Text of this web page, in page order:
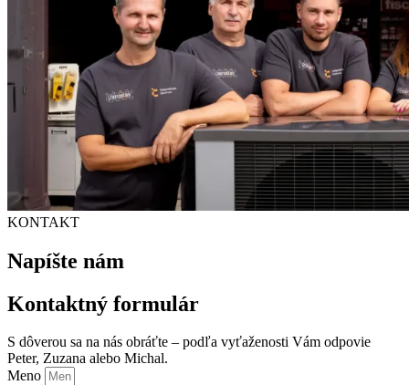
KONTAKT
Napíšte nám
Kontaktný formulár
S dôverou sa na nás obráťte – podľa vyťaženosti Vám odpovie
Peter, Zuzana alebo Michal.
Meno